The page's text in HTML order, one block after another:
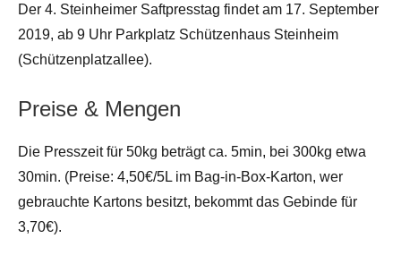
Der 4. Steinheimer Saftpresstag findet am 17. September
2019, ab 9 Uhr Parkplatz Schützenhaus Steinheim
(Schützenplatzallee).
Preise & Mengen
Die Presszeit für 50kg beträgt ca. 5min, bei 300kg etwa
30min. (Preise: 4,50€/5L im Bag-in-Box-Karton, wer
gebrauchte Kartons besitzt, bekommt das Gebinde für
3,70€).